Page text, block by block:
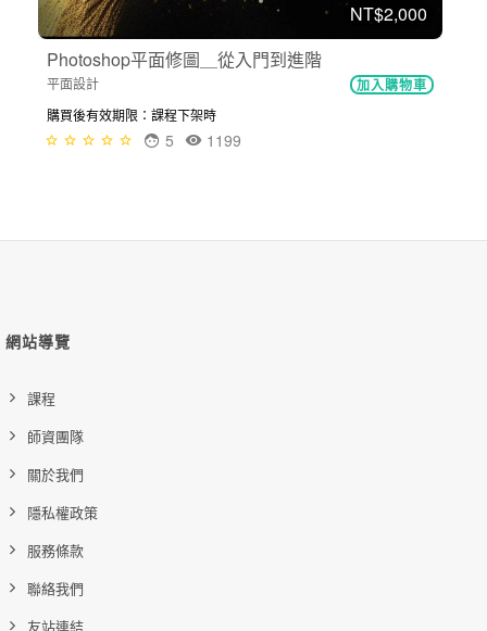
NT$2,000
Photoshop平面修圖＿從入門到進階
平面設計 加入購物車
購買後有效期限：課程下架時
1199
5
網站導覽
課程
師資團隊
關於我們
隱私權政策
服務條款
聯絡我們
友站連結